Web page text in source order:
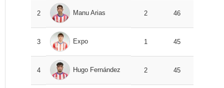
2 Manu Arias 2 46
3 Expo 1 45
4 Hugo Fernández 2 45